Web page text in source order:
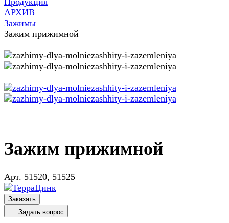
АРХИВ
Зажимы
Зажим прижимной
Зажим прижимной
Арт. 51520, 51525
Заказать
Задать вопрос